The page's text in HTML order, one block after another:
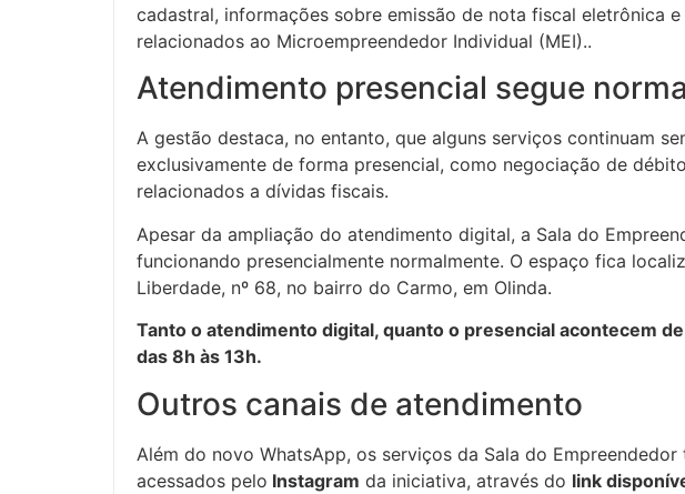
cadastral, informações sobre emissão de nota fiscal eletrônica
relacionados ao Microempreendedor Individual (MEI)..
Atendimento presencial segue
A gestão destaca, no entanto, que alguns serviços continuam
exclusivamente de forma presencial, como negociação de
relacionados a dívidas fiscais.
Apesar da ampliação do atendimento digital, a Sala do
funcionando presencialmente normalmente. O espaço fica
Liberdade, nº 68, no bairro do Carmo, em Olinda.
Tanto o atendimento digital, quanto o presencial acontecem
das 8h às 13h.
Outros canais de atendimento
Além do novo WhatsApp, os serviços da Sala do
acessados pelo Instagram da iniciativa, através do link